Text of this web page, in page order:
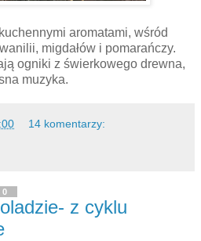
aromatami, wśród
migdałów i pomarańczy.
ogniki z świerkowego drewna,
muzyka.
14 komentarzy:
z cyklu